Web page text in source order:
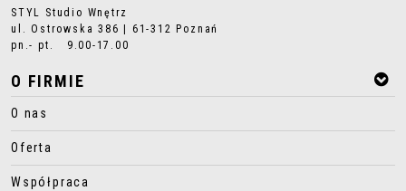
STYL Studio Wnętrz
ul. Ostrowska 386 | 61-312 Poznań
pn.- pt. 9.00-17.00
O FIRMIE
O nas
Oferta
Współpraca